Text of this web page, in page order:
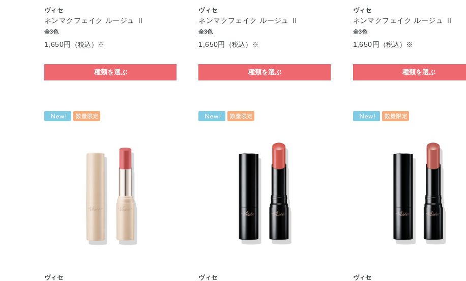
ヴィセ
ネンマクフェイク ルージュ Ⅱ
全3色
1,650円 （税込）※
種類を選ぶ
ヴィセ
ネンマクフェイク ルージュ Ⅱ
全3色
1,650円 （税込）※
種類を選ぶ
ヴィセ
ネンマクフェイク ルージュ Ⅱ
全3色
1,650円 （税込）※
種類を選ぶ
ヴィセ ヴィセ ヴィセ